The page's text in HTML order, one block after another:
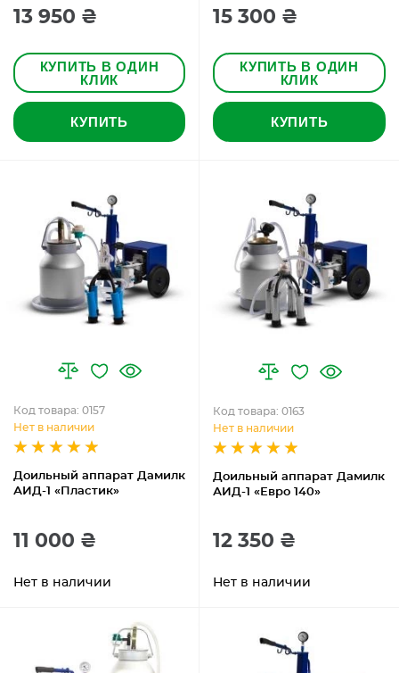
13 950 ₴
КУПИТЬ В ОДИН
КЛИК
КУПИТЬ
15 300 ₴
КУПИТЬ В ОДИН
КЛИК
КУПИТЬ
Доильный аппарат Дамилк
АИД-1 «Пластик»
Код товара: 0157
Нет в наличии
11 000 ₴
Нет в наличии
Доильный аппарат Дамилк
АИД-1 «Евро 140»
Код товара: 0163
Нет в наличии
12 350 ₴
Нет в наличии